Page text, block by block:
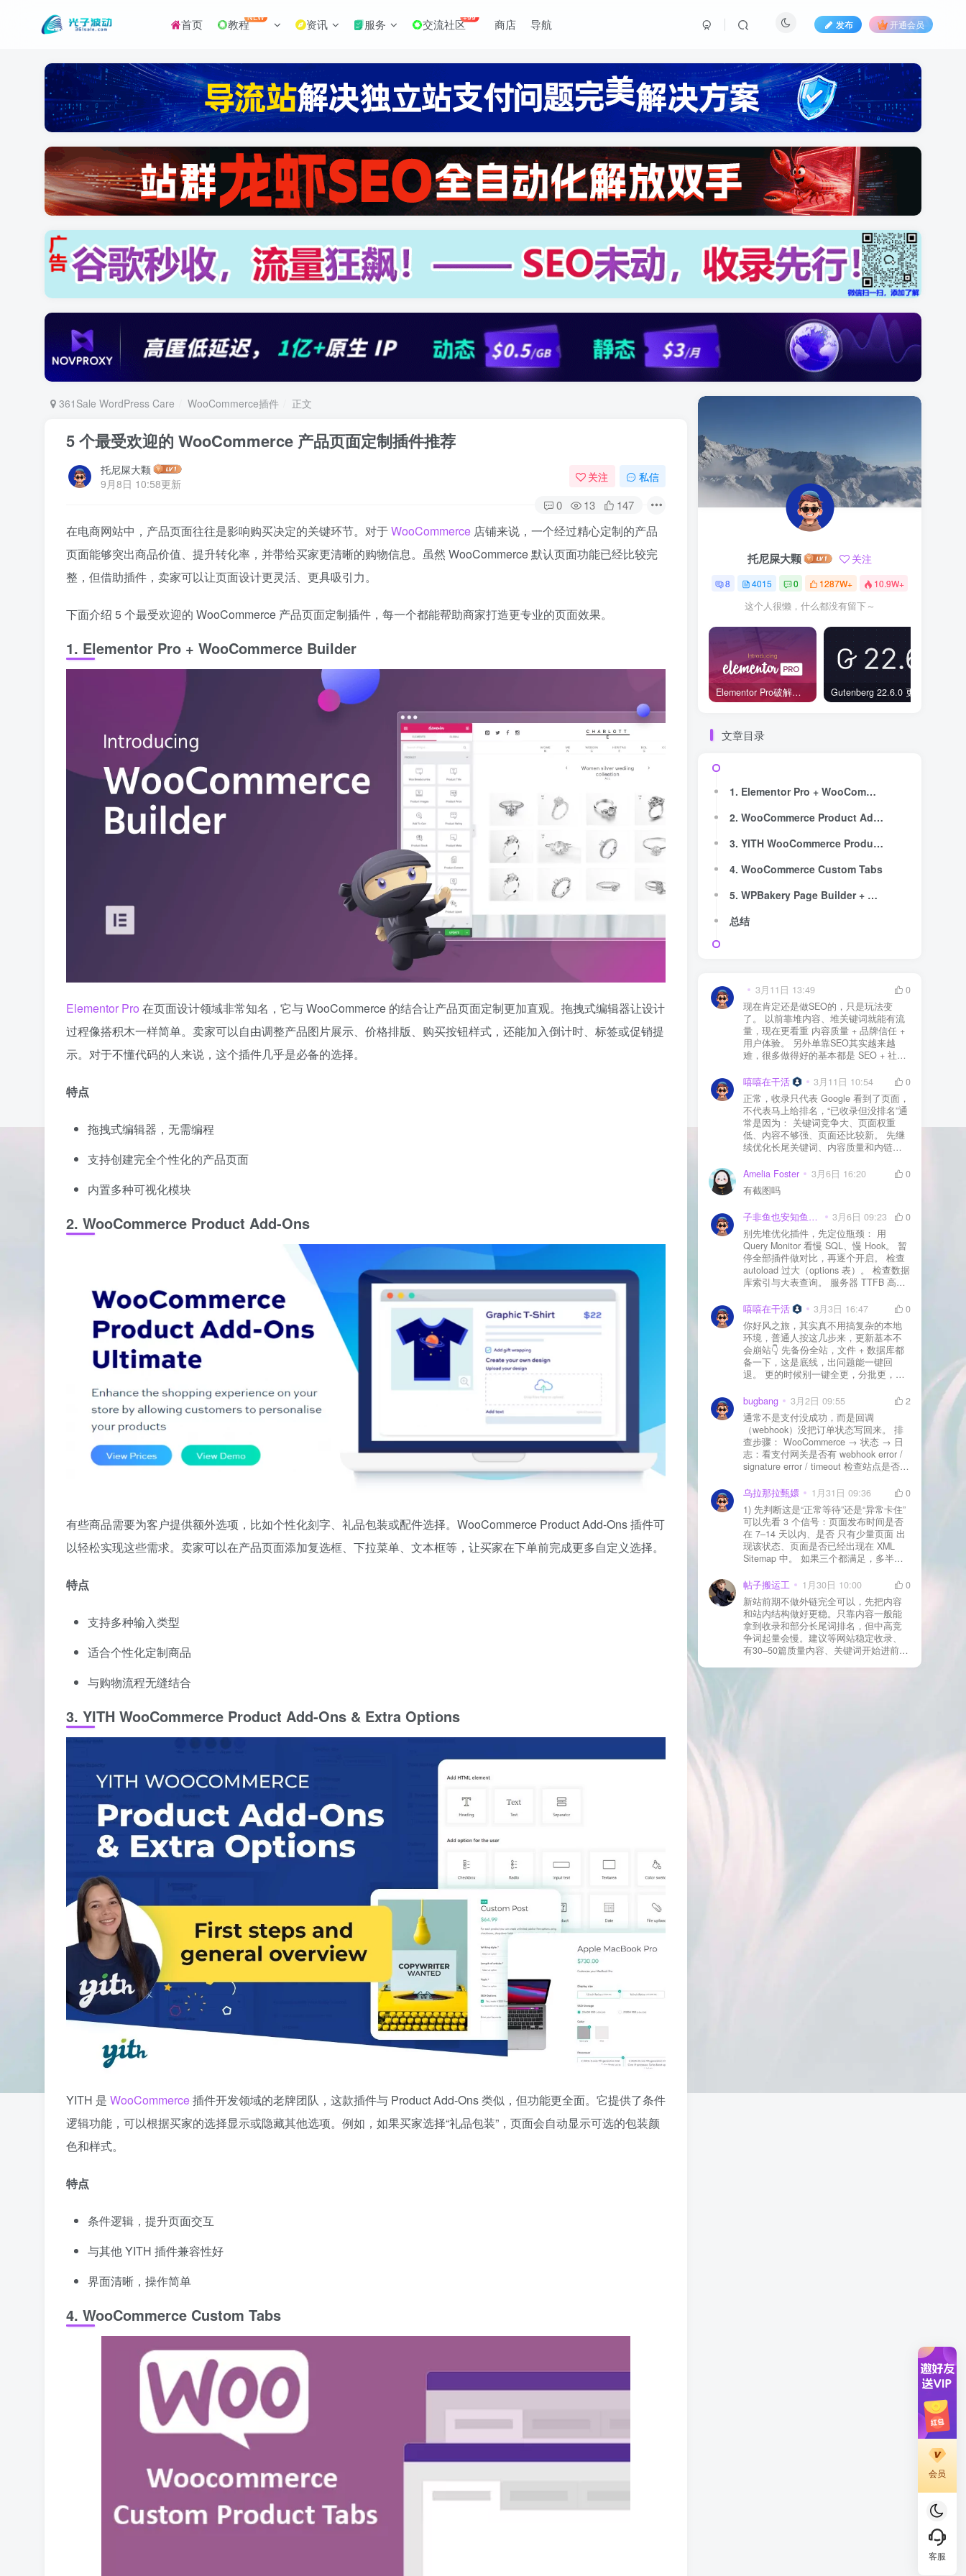
首页 教程NEW 资讯 服务 交流社区+99 商店 导航 发布 开通会员
361Sale WordPress Care WooCommerce插件 正文
5 个最受欢迎的 WooCommerce 产品页面定制插件推荐
托尼屎大颗
9月8日 10:58更新
关注 私信
0 13 147
在电商网站中，产品页面往往是影响购买决定的关键环节。对于WooCommerce 店铺来说，一个经过精心定制的产品
页面能够突出商品价值、提升转化率，并带给买家更清晰的购物信息。虽然 WooCommerce 默认页面功能已经比较完
整，但借助插件，卖家可以让页面设计更灵活、更具吸引力。
下面介绍 5 个最受欢迎的 WooCommerce 产品页面定制插件，每一个都能帮助商家打造更专业的页面效果。
1. Elementor Pro + WooCommerce Builder
Elementor Pro 在页面设计领域非常知名，它与 WooCommerce 的结合让产品页面定制更加直观。拖拽式编辑器让设计
过程像搭积木一样简单。卖家可以自由调整产品图片展示、价格排版、购买按钮样式，还能加入倒计时、标签或促销提
示。对于不懂代码的人来说，这个插件几乎是必备的选择。
特点
拖拽式编辑器，无需编程
支持创建完全个性化的产品页面
内置多种可视化模块
2. WooCommerce Product Add-Ons
有些商品需要为客户提供额外选项，比如个性化刻字、礼品包装或配件选择。WooCommerce Product Add-Ons 插件可
以轻松实现这些需求。卖家可以在产品页面添加复选框、下拉菜单、文本框等，让买家在下单前完成更多自定义选择。
特点
支持多种输入类型
适合个性化定制商品
与购物流程无缝结合
3. YITH WooCommerce Product Add-Ons & Extra Options
YITH 是 WooCommerce插件开发领域的老牌团队，这款插件与 Product Add-Ons 类似，但功能更全面。它提供了条件
逻辑功能，可以根据买家的选择显示或隐藏其他选项。例如，如果买家选择“礼品包装”，页面会自动显示可选的包装颜
色和样式。
特点
条件逻辑，提升页面交互
与其他 YITH 插件兼容性好
界面清晰，操作简单
4. WooCommerce Custom Tabs
托尼屎大颗 关注
8 4015 0 1287W+ 10.9W+
这个人很懒，什么都没有留下～
Elementor Pro破解版还能用吗？2026年常见风险与后果盘点
文章目录
1. Elementor Pro + WooCommerce Builder
2. WooCommerce Product Add-Ons
3. YITH WooCommerce Product Add-Ons & Extra Options
4. WooCommerce Custom Tabs
5. WPBakery Page Builder + WooCommerce Integration
总结
3月11日 13:49
0
现在肯定还是做SEO的，只是玩法变
了。 以前靠堆内容、堆关键词就能有流
量，现在更看重 内容质量 + 品牌信任 +
用户体验。 另外单靠SEO其实越来越
难，很多做得好的基本都是 SEO + 社媒
质还是一个长期获客渠道，但不能再当
成唯一渠道了。
嘻嘻在干活 3月11日 10:54
0
正常，收录只代表 Google 看到了页面，
不代表马上给排名，“已收录但没排名”通
常是因为： 关键词竞争大、页面权重
低、内容不够强、页面还比较新。 先继
续优化长尾关键词、内容质量和内链，
Amelia Foster
3月6日 16:20
0
有截图吗
子非鱼也安知鱼之乐 3月6日 09:23
0
别先堆优化插件，先定位瓶颈： 用
Query Monitor 看慢 SQL、慢 Hook。 暂
停全部插件做对比，再逐个开启。 检查
autoload 过大（options 表）。 检查数据
库索引与大表查询。 服务器 TTFB 高就
嘻嘻在干活
3月3日 16:47
0
你好风之旅，其实真不用搞复杂的本地
环境，普通人按这几步来，更新基本不
会崩站👇 先备份全站，文件 + 数据库都
备一下，这是底线，出问题能一键回
退。 更的时候别一键全更，分批更，先
立刻清缓存，去前台检查首页、文章
页、按钮、表单这些关键位置。 最好再
装个支持版本回滚的插件，万一崩了，
一秒切回旧版。 总结来说：先备份、分
批更、更完查、留退路，稳得很✅😎希望
能帮到你
bugbang 3月2日 09:55
2
通常不是支付没成功，而是回调
（webhook）没把订单状态写回来。 排
查步骤： WooCommerce → 状态 → 日
志：看支付网关是否有 webhook error /
signature error / timeout 检查站点是否被
全插件） 检查是否启用了“缓存结账页/接
口路径”（结账页和回调接口不应缓存）
看服务器错误日志是否有 500/致命错误
导致回调执行中断 解决方案： 放行 wp-
json、wc-api、支付网关回调 URL（按网
关文档配置） 关闭结账页的缓存与 JS
合并压缩测试一次 若使用 Cloudflare：
则
乌拉那拉甄嬛 1月31日 09:36
0
1) 先判断这是“正常等待”还是“异常卡住”
可以先看 3 个信号：页面发布时间是否
在 7–14 天以内、是否 只有少量页面 出
现该状态、页面是否已经出现在 XML
Sitemap 中。 如果三个都满足，多半属
手。 2) 什么情况下“等”是没用的？ 以下
情况基本不会靠时间自动解决：页面几
乎没有内链（孤立页）、内容与站内已
有页面高度相似、canonical 指向了别的
URL、同一主题短时间发布太多相似文
章。 这种情况下，Google 已经抓取，但
判断“当前不值得进入索引”。 3) 最有效
的人工干预方式（不折腾） 优先做这 3
确认 canonical 为自指，避免被判定为重
关键词、随意改 URL 或标题 这些操作会
让 Google 重新评估页面稳定性，反而拖
慢收录。 5) 一个实用判断标准 如果一篇
文章：已被抓取、没有 noindex / robots
问题、有至少 1–2 条相关内链、内容明
显解决了一个独立问题，那它 是否被收
录，只是时间问题，不是插件问题。
帖子搬运工 1月30日 10:00
0
新站前期不做外链完全可以，先把内容
和站内结构做好更稳。只靠内容一般能
拿到收录和部分长尾词排名，但中高竞
争词起量会慢。建议等网站稳定收录、
有30–50篇质量内容、关键词开始进前
会员
客服